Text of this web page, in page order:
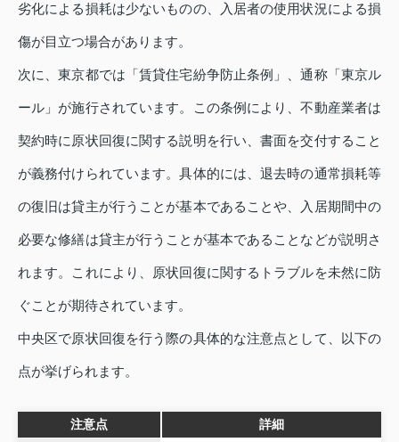
劣化による損耗は少ないものの、入居者の使用状況による損
傷が目立つ場合があります。
次に、東京都では「賃貸住宅紛争防止条例」、通称「東京ル
ール」が施行されています。この条例により、不動産業者は
契約時に原状回復に関する説明を行い、書面を交付すること
が義務付けられています。具体的には、退去時の通常損耗等
の復旧は貸主が行うことが基本であることや、入居期間中の
必要な修繕は貸主が行うことが基本であることなどが説明さ
れます。これにより、原状回復に関するトラブルを未然に防
ぐことが期待されています。
中央区で原状回復を行う際の具体的な注意点として、以下の
点が挙げられます。
注意点 詳細